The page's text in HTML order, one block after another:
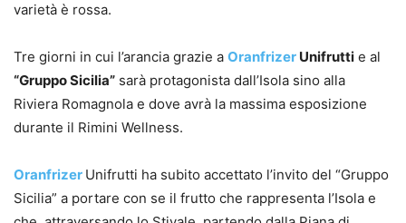
varietà è rossa.
Tre giorni in cui l’arancia grazie a Oranfrizer Unifrutti e al
“Gruppo Sicilia” sarà protagonista dall’Isola sino alla
Riviera Romagnola e dove avrà la massima esposizione
durante il Rimini Wellness.
Oranfrizer Unifrutti ha subito accettato l’invito del “Gruppo
Sicilia” a portare con se il frutto che rappresenta l’Isola e